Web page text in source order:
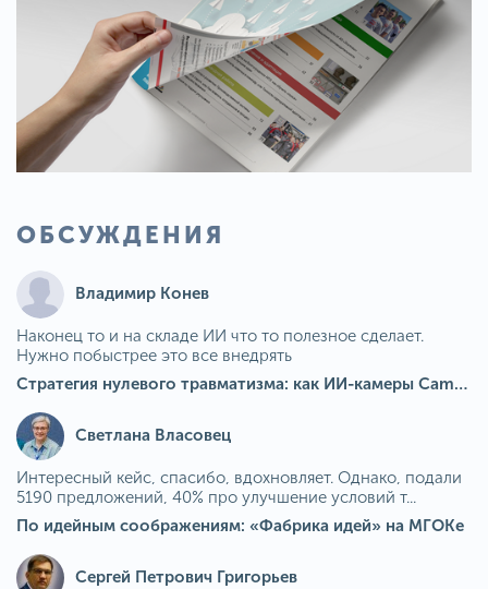
ОБСУЖДЕНИЯ
Владимир Конев
Наконец то и на складе ИИ что то полезное сделает.
Нужно побыстрее это все внедрять
Стратегия нулевого травматизма: как ИИ-камеры Camkord снижают риск наезда на пешехода при работе на погрузчике
Светлана Власовец
Интересный кейс, спасибо, вдохновляет. Однако, подали
5190 предложений, 40% про улучшение условий т...
По идейным соображениям: «Фабрика идей» на МГОКе
Сергей Петрович Григорьев